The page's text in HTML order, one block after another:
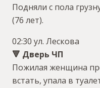
Подняли с пола
(76 лет).
02:30 ул. Лескова
🔻 Дверь ЧП
Пожилая женщина
встать, упала в